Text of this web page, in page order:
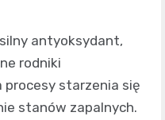
antyoksydant,
rodniki
procesy starzenia się
stanów zapalnych.